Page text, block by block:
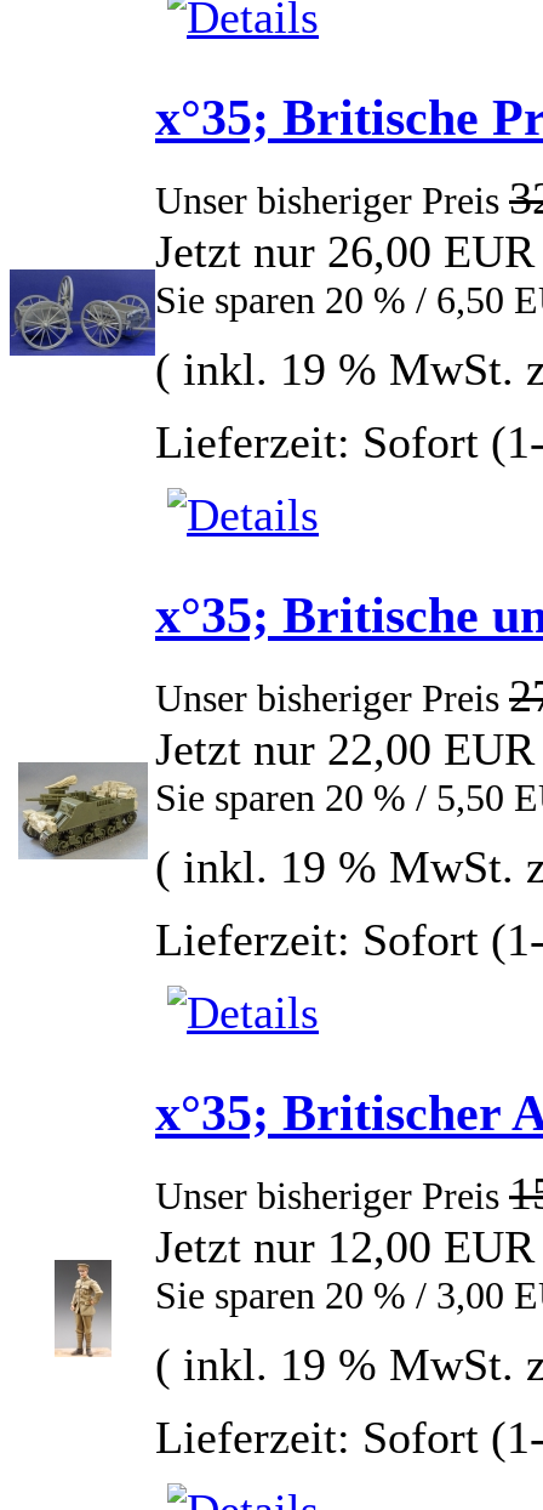
x°35; Britische
Unser bisheriger Preis
Jetzt nur 26,00 EUR
Sie sparen 20 % / 6,50
( inkl. 19 % MwSt.
Lieferzeit: Sofort
x°35; Britische
Unser bisheriger Preis
Jetzt nur 22,00 EUR
Sie sparen 20 % / 5,50
( inkl. 19 % MwSt.
Lieferzeit: Sofort
x°35; Britischer
Unser bisheriger Preis
Jetzt nur 12,00 EUR
Sie sparen 20 % / 3,00
( inkl. 19 % MwSt.
Lieferzeit: Sofort